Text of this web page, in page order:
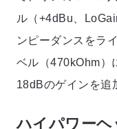
ル（+4dBu、
ンピーダンスをラ
ベル（470kOhm）
18dBのゲインを追
ハイパワー